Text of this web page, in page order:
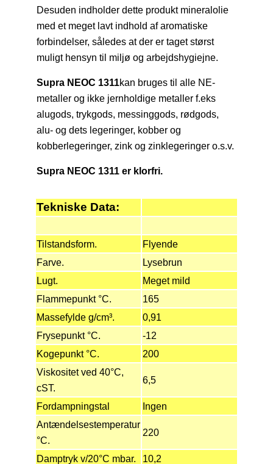
Desuden indholder dette produkt mineralolie
med et meget lavt indhold af aromatiske
forbindelser, således at der er taget størst
muligt hensyn til miljø og arbejdshygiejne.
Supra NEOC 1311kan bruges til alle NE-
metaller og ikke jernholdige metaller f.eks
alugods, trykgods, messinggods, rødgods,
alu- og dets legeringer, kobber og
kobberlegeringer, zink og zinklegeringer o.s.v.
Supra NEOC 1311 er klorfri.
Tekniske Data:
Tilstandsform.
Flyende
Farve.
Lysebrun
Lugt.
Meget mild
Flammepunkt °C.
165
Massefylde g/cm³.
0,91
Frysepunkt °C.
-12
Kogepunkt °C.
200
Viskositet ved 40°C,
cST.
6,5
Fordampningstal
Ingen
Antændelsestemperatur
°C.
220
Damptryk v/20°C mbar. 10,2